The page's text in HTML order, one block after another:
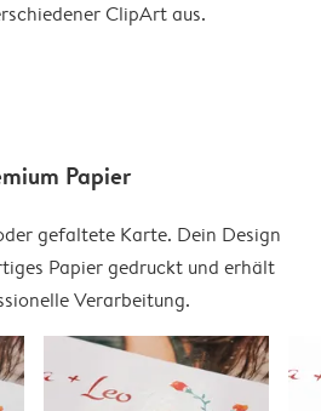
ClipArt aus.
Papier
gefaltete Karte. Dein Design
Papier gedruckt und erhält
Verarbeitung.